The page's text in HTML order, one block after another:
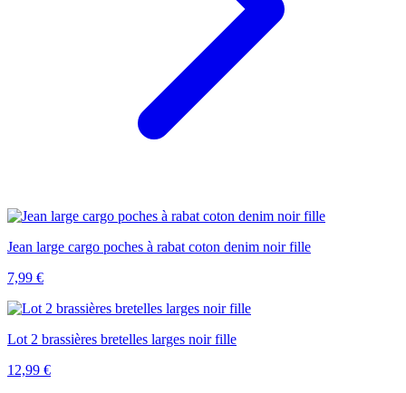
Jean large cargo poches à rabat coton denim noir fille
7,99 €
Lot 2 brassières bretelles larges noir fille
12,99 €